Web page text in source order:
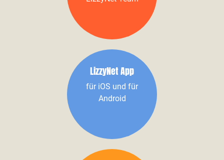
LizzyNet App
für iOS und für
Android